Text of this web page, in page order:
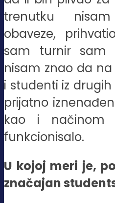
trenutku
obaveze,
sam turnir sam
nisam znao da
i studenti iz
prijatno
kao i
funkcionisalo.
U kojoj meri je,
značajan